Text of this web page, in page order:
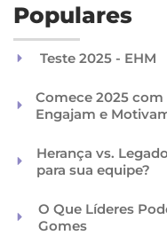
Populares
Teste 2025 - EHM
Comece 2025
Engajam e
Herança vs.
para sua equipe?
O Que Líderes
Gomes